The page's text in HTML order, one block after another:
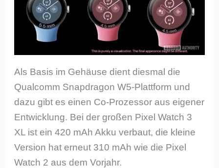
Als Basis im Gehäuse dient diesmal die
Qualcomm Snapdragon W5-Plattform und
dazu gibt es einen Co-Prozessor aus eigener
Entwicklung. Bei der großen Pixel Watch 3
XL ist ein 420 mAh Akku verbaut, die kleine
Version hat erneut 310 mAh wie die Pixel
Watch 2 aus dem Vorjahr.